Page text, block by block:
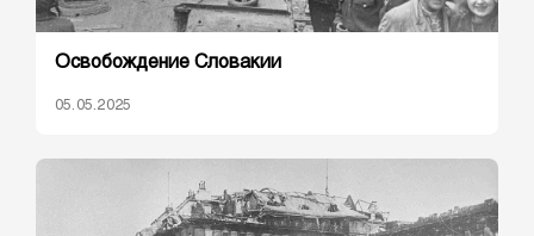
Освобождение Словакии
05.05.2025